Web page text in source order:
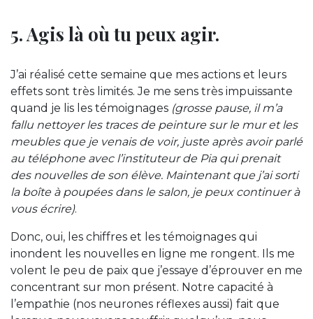
5. Agis là où tu peux agir.
J’ai réalisé cette semaine que mes actions et leurs
effets sont très limités. Je me sens très impuissante
quand je lis les témoignages (grosse pause, il m’a
fallu nettoyer les traces de peinture sur le mur et les
meubles que je venais de voir, juste après avoir parlé
au téléphone avec l’instituteur de Pia qui prenait
des nouvelles de son élève. Maintenant que j’ai sorti
la boîte à poupées dans le salon, je peux continuer à
vous écrire).
Donc, oui, les chiffres et les témoignages qui
inondent les nouvelles en ligne me rongent. Ils me
volent le peu de paix que j’essaye d’éprouver en me
concentrant sur mon présent. Notre capacité à
l’empathie (nos neurones réflexes aussi) fait que